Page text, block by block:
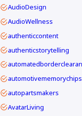
AudioDesign
AudioWellness
authenticcontent
authenticstorytelling
automotivememorychips
autopartsmakers
AvatarLiving